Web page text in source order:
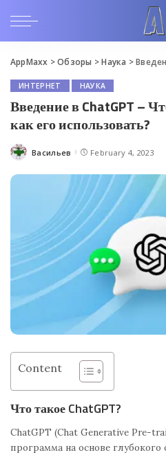
AppMaxx >Обзоры >Наука >Введение в
ИНТЕРНЕТ НАУКА
Введение в ChatGPT –
как его использовать?
Posted
Васильев February 4, 2023
Content
Что такое ChatGPT?
ChatGPT (Chat Generative Pre-
программа на основе глубокого